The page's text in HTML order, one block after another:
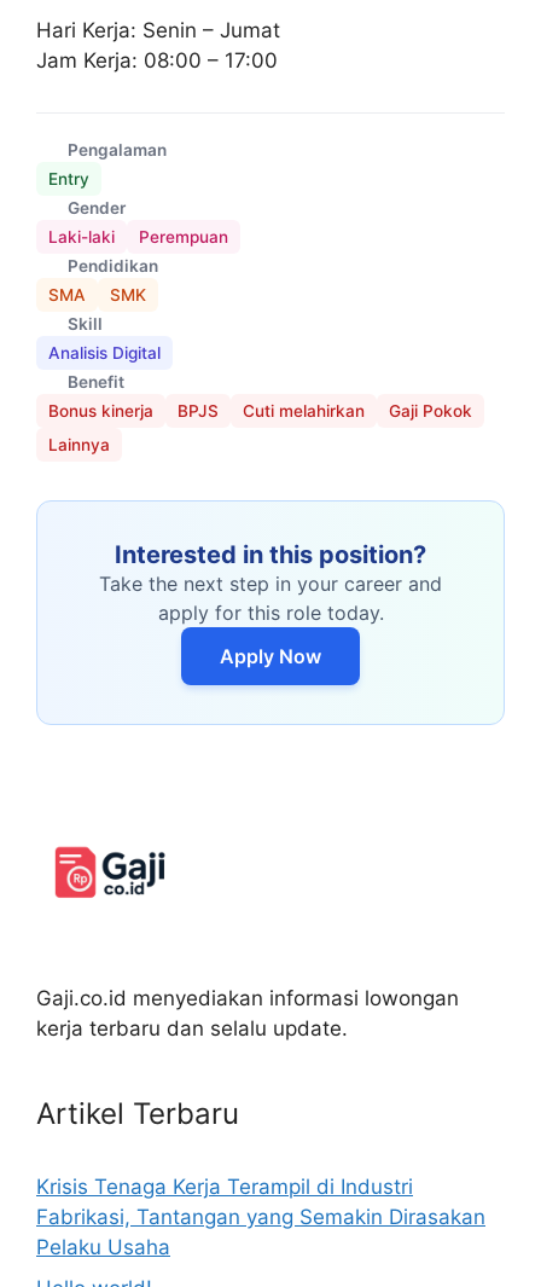
Hari Kerja: Senin – Jumat
Jam Kerja: 08:00 – 17:00
Pengalaman
Entry
Gender
Laki-laki
Perempuan
Pendidikan
SMA
SMK
Skill
Analisis Digital
Benefit
Bonus kinerja
BPJS Cuti melahirkan
Gaji Pokok
Lainnya
Interested in this position?
Take the next step in your career and
apply for this role today.
Apply Now
Gaji.co.id menyediakan informasi lowongan
kerja terbaru dan selalu update.
Artikel Terbaru
Krisis Tenaga Kerja Terampil di Industri
Fabrikasi, Tantangan yang Semakin Dirasakan
Pelaku Usaha